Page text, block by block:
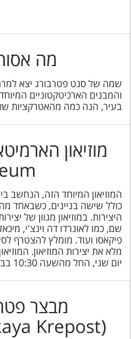
מגזין אשת
שירות לקוחות
תקנון
עקבו אחרינו
מה
שמה של סנט פטרבורג יצא
והמבנים הארכיטקטוניים
בעיר, הנה כמה מהאטרקציות
המוזיאון המיוחד הזה, הנחשב
כולל שישה בניינים, כשבאחד
היצירות. במוזיאון מגוון של
שם, כמו לאונרדו דה וינצ'י,
פיקאסו ועוד. מומלץ להצטרף
מלא את יצירות המוזיאון.
יום שני, החל מהשעה 10:30 בבוקר.
מבצר
(Petropavloskaya Krepost)